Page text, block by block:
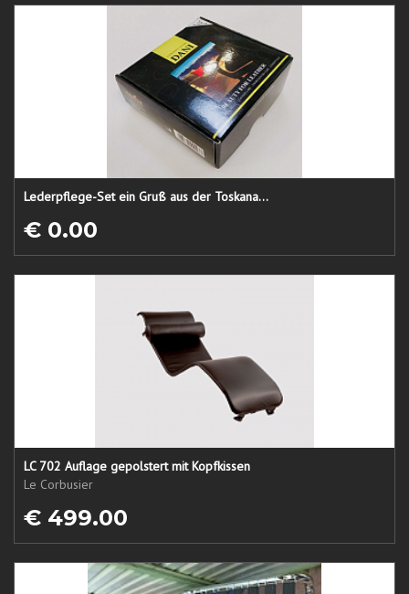
Lederpflege-Set ein Gruß aus der Toskana...
€ 0.00
LC 702 Auflage gepolstert mit Kopfkissen
Le Corbusier
€ 499.00